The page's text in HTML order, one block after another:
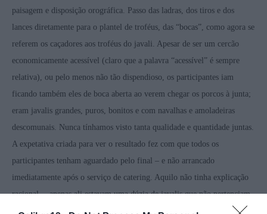
paisagem e disposição orográfica. Passo das ladras, dos tiros e dos
lances diretamente para o plantel de troféus, das “bocas”, como agora se
referem os caçadores aos troféus do javali. Apesar de ser um cercão
economicamente acessível (claro que a palavra “acessível” é sempre
relativa), ou pelo menos não tão dispendioso, os participantes iam
ficando também eles de boca aberta ao verem chegar os porcos à junta;
eram javalis grandes, puros, bonitos e com navalhas e amoladeiras
descomunais. Nunca tínhamos visto tanta qualidade e quantidade juntas.
A expetativa criada para ver o resultado fez com que todos os
participantes tenham aguardado pelo final – e não arrancado
imediatamente após o serviço de catering. Aquilo não tinha explicação
racional… apenas ali estavam uma dúzia de javalis que não pertenciam
àquele quadro de caça (um par de fêmeas e uns machotes de troféus